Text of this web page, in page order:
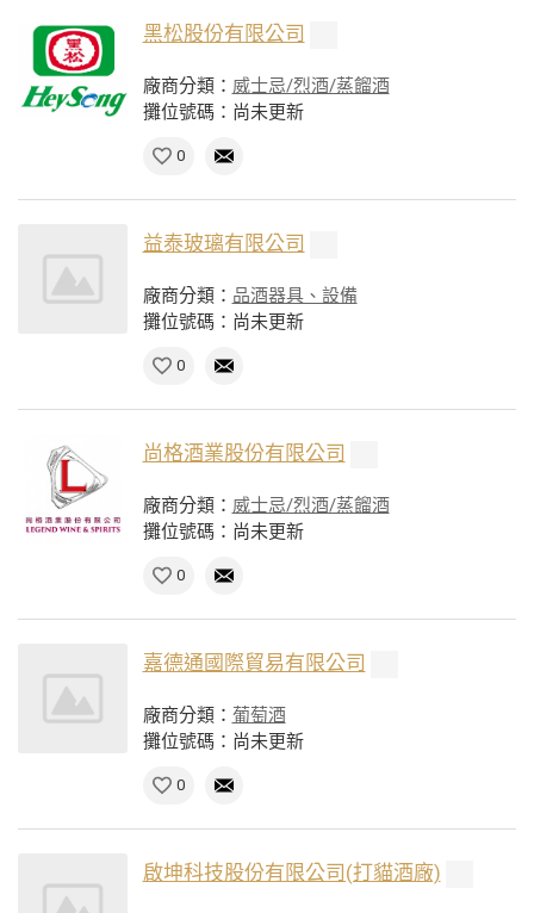
黑松股份有限公司
廠商分類： 威士忌/烈酒/蒸餾酒
攤位號碼：尚未更新
0
益泰玻璃有限公司
廠商分類： 品酒器具、設備
攤位號碼：尚未更新
0
尚格酒業股份有限公司
廠商分類： 威士忌/烈酒/蒸餾酒
攤位號碼：尚未更新
0
嘉德通國際貿易有限公司
廠商分類： 葡萄酒
攤位號碼：尚未更新
0
啟坤科技股份有限公司(打貓酒廠)